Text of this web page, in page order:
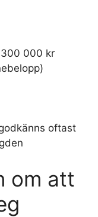
000 kr
oftast
om att